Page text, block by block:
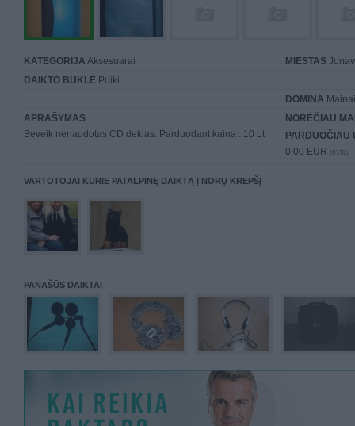
KATEGORIJA Aksesuarai MIESTAS
DAIKTO BŪKLĖ Puiki
DOMINA
APRAŠYMAS
Beveik nenaudotas CD deklas. Parduodant kaina : 10 Lt
NORĖČIAU
PARDUOČIAU
0.00 EUR (0 LTL)
VARTOTOJAI KURIE PATALPINĘ DAIKTĄ Į NORŲ KREPŠĮ
PANAŠŪS DAIKTAI